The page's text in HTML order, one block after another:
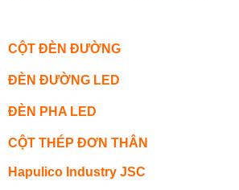
CỘT ĐÈN ĐƯỜNG
ĐÈN ĐƯỜNG LED
ĐÈN PHA LED
CỘT THÉP ĐƠN THÂN
Hapulico Industry JSC